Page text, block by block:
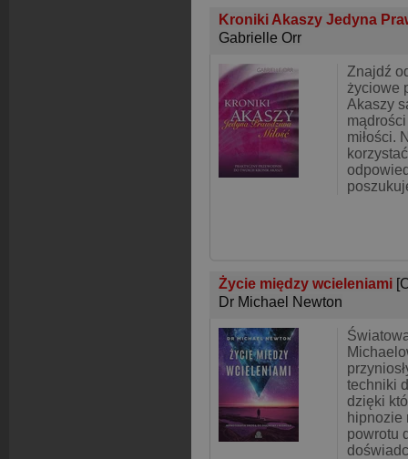
Kroniki Akaszy Jedyna
Gabrielle Orr
Znajdź
życiowe
Akaszy
miłości.
Życie między wcieleniami
Dr Michael Newton
techniki
dzięki
hipnozie
powrotu